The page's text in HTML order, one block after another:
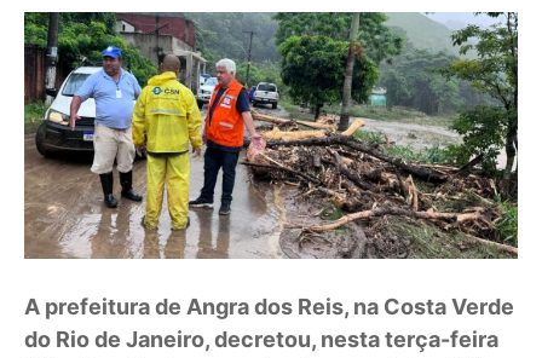
A prefeitura de Angra dos Reis, na Costa Verde
do Rio de Janeiro, decretou, nesta terça-feira